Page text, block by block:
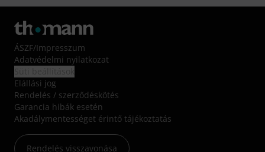
ÁSZF/Impresszum
Adatvédelmi nyilatkozat
Elállási jog
Rendelés / szerződéskötés
Garancia hibák esetén
Akadálymentességet érintő tájékoztatás
Rendelés visszavonása